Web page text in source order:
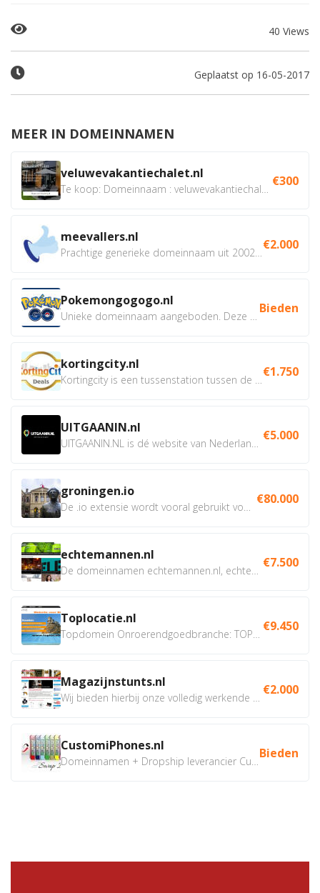
40 Views
Geplaatst op 16-05-2017
MEER IN DOMEINNAMEN
veluwevakantiechalet.nl €300
meevallers.nl €2.000
Pokemongogogo.nl Bieden
kortingcity.nl €1.750
UITGAANIN.nl €5.000
groningen.io €80.000
echtemannen.nl €7.500
Toplocatie.nl €9.450
Magazijnstunts.nl €2.000
CustomiPhones.nl Bieden